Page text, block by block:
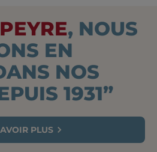
, NOUS
EN
NOS
1931”
PLUS